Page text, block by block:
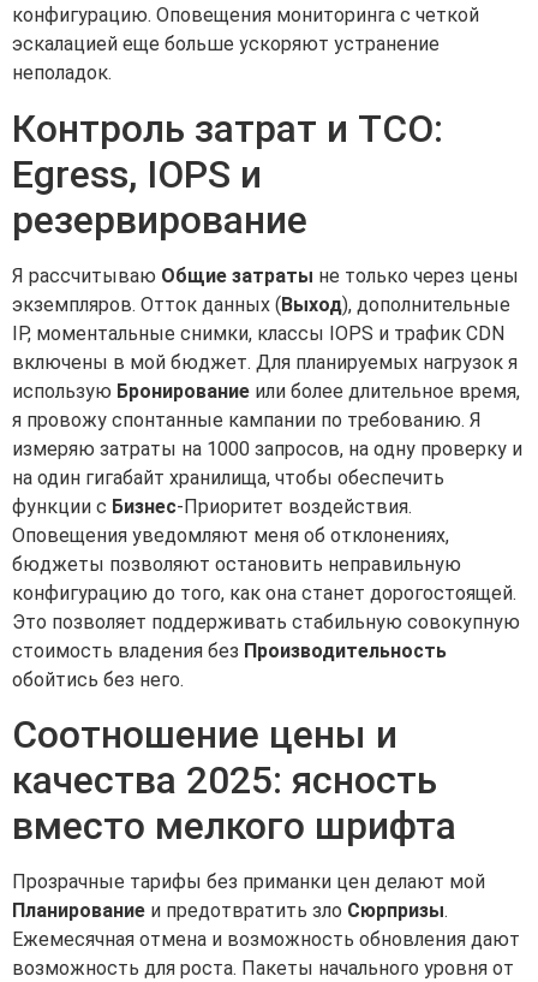
конфигурацию. Оповещения мониторинга с четкой
эскалацией еще больше ускоряют устранение
неполадок.
Контроль затрат и TCO:
Egress, IOPS и
резервирование
Я рассчитываю Общие затраты не только через цены
экземпляров. Отток данных (Выход), дополнительные
IP, моментальные снимки, классы IOPS и трафик CDN
включены в мой бюджет. Для планируемых нагрузок я
использую Бронирование или более длительное время,
я провожу спонтанные кампании по требованию. Я
измеряю затраты на 1000 запросов, на одну проверку и
на один гигабайт хранилища, чтобы обеспечить
функции с Бизнес-Приоритет воздействия.
Оповещения уведомляют меня об отклонениях,
бюджеты позволяют остановить неправильную
конфигурацию до того, как она станет дорогостоящей.
Это позволяет поддерживать стабильную совокупную
стоимость владения без Производительность
обойтись без него.
Соотношение цены и
качества 2025: ясность
вместо мелкого шрифта
Прозрачные тарифы без приманки цен делают мой
Планирование и предотвратить зло Сюрпризы.
Ежемесячная отмена и возможность обновления дают
возможность для роста. Пакеты начального уровня от